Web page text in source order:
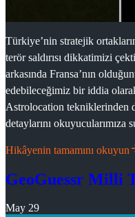
Türkiye’nin stratejik
terör saldırısı dikkatimizi
arkasında Fransa’nın
edebileceğimiz bir iddia
Astrolocation tekniklerinden
detaylarını okuyucularımıza
Hikâyenin tamamını okuyun
GeoGuessr Milli
May 29